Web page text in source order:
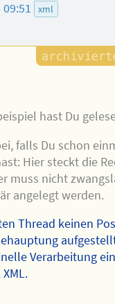
09:51 xml
hast Du
falls Du schon
Hier steckt die
muss nicht
angelegt werden.
Thread keinen
Verarbeitung